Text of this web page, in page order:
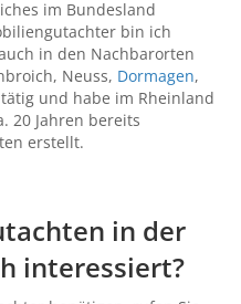
im Bundesland
bin ich
in den Nachbarorten
Neuss, Dormagen,
und habe im Rheinland
20 Jahren bereits
erstellt.
in der
interessiert?